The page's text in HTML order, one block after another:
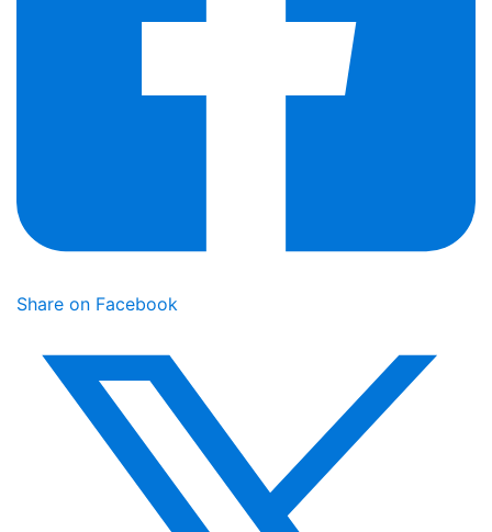
Share on Facebook